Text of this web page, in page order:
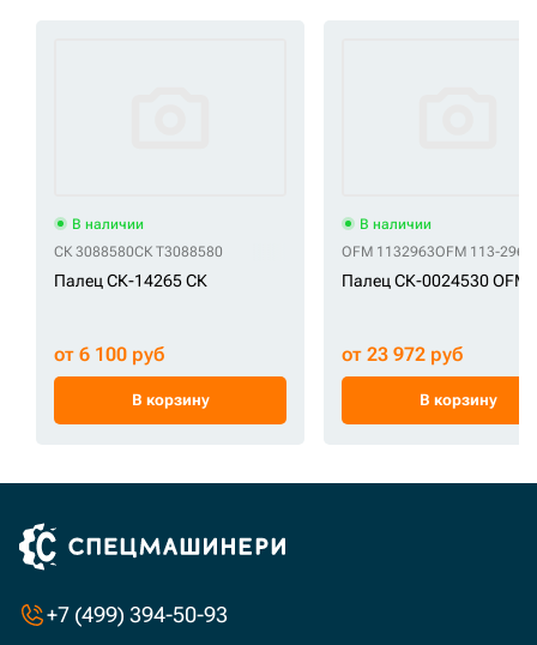
В наличии
СК 3088580СК T3088580
Палец СК-14265 СК
от 6 100 руб
В корзину
В наличии
OFM 1132963OFM 113-2963
Палец СК-0024530 OFM
от 23 972 руб
В корзину
+7 (499) 394-50-93